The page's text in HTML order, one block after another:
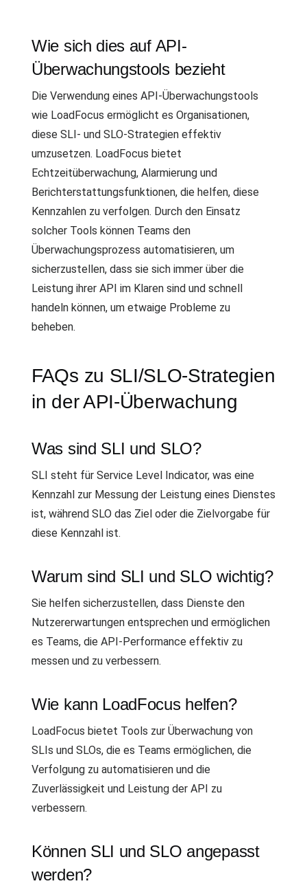
Wie sich dies auf API-
Überwachungstools bezieht
Die Verwendung eines API-Überwachungstools
wie LoadFocus ermöglicht es Organisationen,
diese SLI- und SLO-Strategien effektiv
umzusetzen. LoadFocus bietet
Echtzeitüberwachung, Alarmierung und
Berichterstattungsfunktionen, die helfen, diese
Kennzahlen zu verfolgen. Durch den Einsatz
solcher Tools können Teams den
Überwachungsprozess automatisieren, um
sicherzustellen, dass sie sich immer über die
Leistung ihrer API im Klaren sind und schnell
handeln können, um etwaige Probleme zu
beheben.
FAQs zu SLI/SLO-Strategien
in der API-Überwachung
Was sind SLI und SLO?
SLI steht für Service Level Indicator, was eine
Kennzahl zur Messung der Leistung eines Dienstes
ist, während SLO das Ziel oder die Zielvorgabe für
diese Kennzahl ist.
Warum sind SLI und SLO wichtig?
Sie helfen sicherzustellen, dass Dienste den
Nutzererwartungen entsprechen und ermöglichen
es Teams, die API-Performance effektiv zu
messen und zu verbessern.
Wie kann LoadFocus helfen?
LoadFocus bietet Tools zur Überwachung von
SLIs und SLOs, die es Teams ermöglichen, die
Verfolgung zu automatisieren und die
Zuverlässigkeit und Leistung der API zu
verbessern.
Können SLI und SLO angepasst
werden?